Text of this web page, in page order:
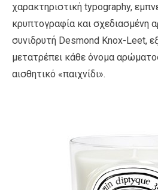
χαρακτηριστική typography,
κρυπτογραφία και σχεδιασμένη
συνιδρυτή Desmond Knox-Leet,
μετατρέπει κάθε όνομα
αισθητικό «παιχνίδι».